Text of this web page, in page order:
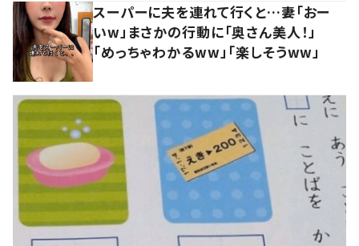
スーパーに夫を連れて行くと…妻「おー
いw」まさかの行動に「奥さん美人！」
「めっちゃわかるww」「楽しそうww」